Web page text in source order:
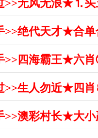
>>无风无浪★⒈
>>绝代天才★合
>>四海霸王★六
>>生人勿近★四
>>澳彩村长★大